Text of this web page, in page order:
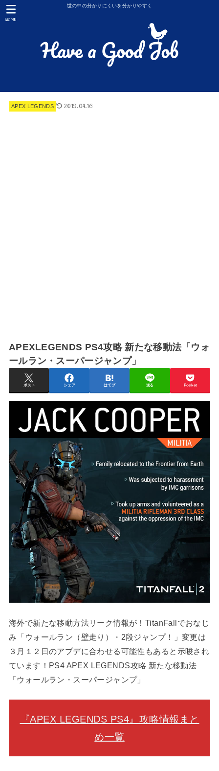
世の中の分かりにくいを分かりやすく
MENU
APEX LEGENDS 2019.04.16
APEXLEGENDS PS4攻略 新たな移動法「ウォ
ールラン・スーパージャンプ」
ポスト シェア はてブ 送る Pocket
海外で新たな移動方法リーク情報が！TitanFallでおなじ
み「ウォールラン（壁走り）・2段ジャンプ！」変更は
３月１２日のアプデに合わせる可能性もあると示唆され
ています！PS4 APEX LEGENDS攻略 新たな移動法
「ウォールラン・スーパージャンプ」
『APEX LEGENDS PS4』攻略情報まと
め一覧